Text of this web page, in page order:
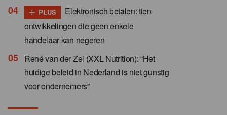
+ PLUS
Elektronisch betalen: tien
ontwikkelingen die geen enkele
handelaar kan negeren
René van der Zel (XXL Nutrition): “Het
huidige beleid in Nederland is niet gunstig
voor ondernemers”